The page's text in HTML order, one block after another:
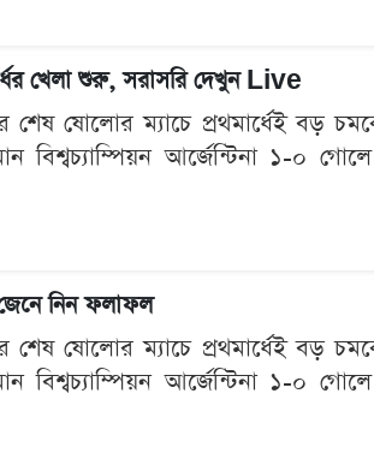
খেলা শুরু, সরাসরি দেখুন Live
ষোলোর ম্যাচে প্রথমার্ধেই বড়
বিশ্বচ্যাম্পিয়ন আর্জেন্টিনা ১-০
জেনে নিন ফলাফল
ষোলোর ম্যাচে প্রথমার্ধেই বড়
বিশ্বচ্যাম্পিয়ন আর্জেন্টিনা ১-০